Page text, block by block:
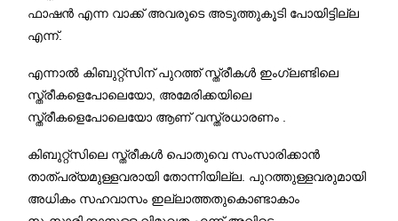
ഫാഷൻ എന്ന വാക്ക് അവരുടെ അടുത്തുകൂടി പോയിട്ടില്ല
എന്ന്.
എന്നാൽ കിബുറ്റ്സിന് പുറത്ത് സ്ത്രീകൾ ഇംഗ്ലണ്ടിലെ
സ്ത്രീകളെപോലെയോ, അമേരിക്കയിലെ
സ്ത്രീകളെപോലെയോ ആണ് വസ്ത്രധാരണം .
കിബുറ്റ്സിലെ സ്ത്രീകൾ പൊതുവെ സംസാരിക്കാൻ
താത്പര്യമുള്ളവരായി തോന്നിയില്ല. പുറത്തുള്ളവരുമായി
അധികം സഹവാസം ഇല്ലാത്തതുകൊണ്ടാകാം